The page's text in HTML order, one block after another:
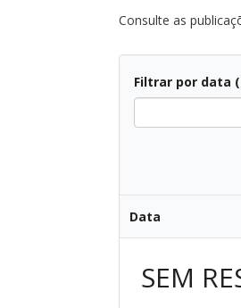
Consulte as
Filtrar por data
Data
SEM